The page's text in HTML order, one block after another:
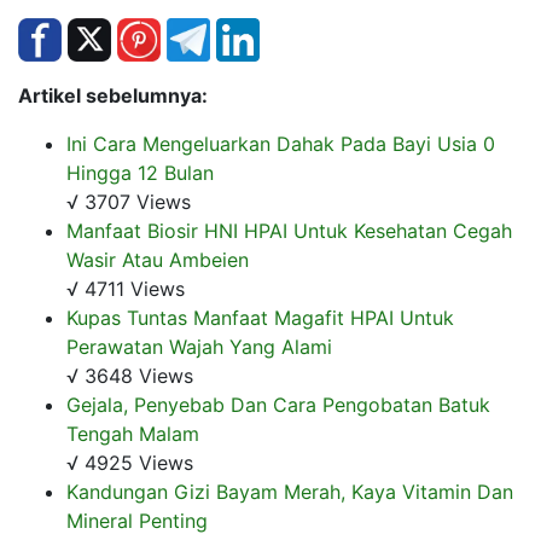
Artikel sebelumnya:
Ini Cara Mengeluarkan Dahak Pada Bayi Usia 0
Hingga 12 Bulan
√ 3707 Views
Manfaat Biosir HNI HPAI Untuk Kesehatan Cegah
Wasir Atau Ambeien
√ 4711 Views
Kupas Tuntas Manfaat Magafit HPAI Untuk
Perawatan Wajah Yang Alami
√ 3648 Views
Gejala, Penyebab Dan Cara Pengobatan Batuk
Tengah Malam
√ 4925 Views
Kandungan Gizi Bayam Merah, Kaya Vitamin Dan
Mineral Penting